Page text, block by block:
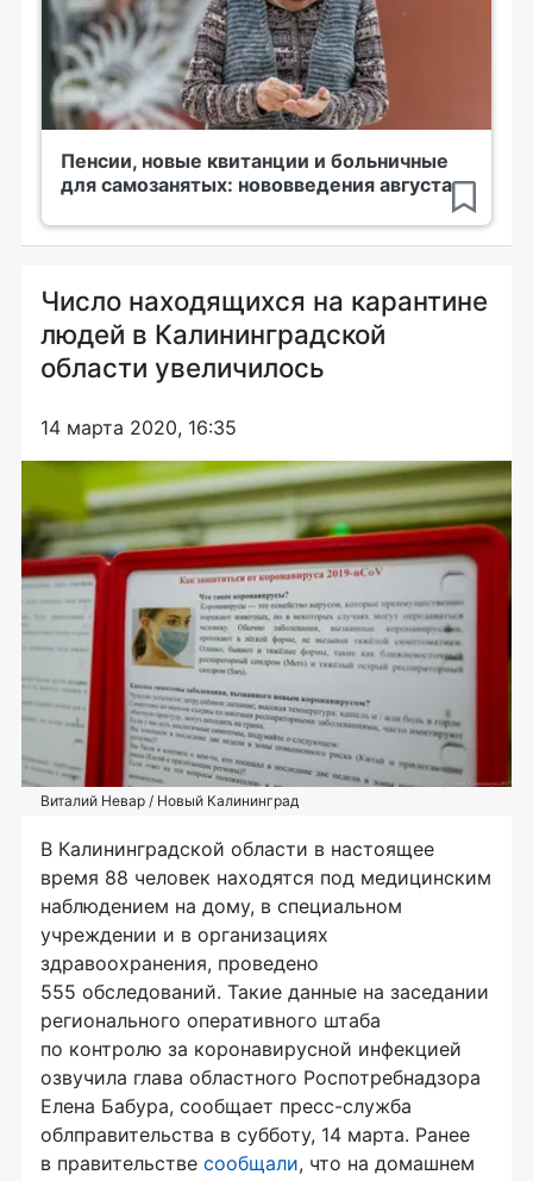
Пенсии, новые квитанции и больничные
для самозанятых: нововведения августа
Число находящихся на карантине
людей в Калининградской
области увеличилось
14 марта 2020, 16:35
Виталий Невар / Новый Калининград
В Калининградской области в настоящее
время 88 человек находятся под медицинским
наблюдением на дому, в специальном
учреждении и в организациях
здравоохранения, проведено
555 обследований. Такие данные на заседании
регионального оперативного штаба
по контролю за коронавирусной инфекцией
озвучила глава областного Роспотребнадзора
Елена Бабура, сообщает пресс-служба
облправительства в субботу, 14 марта. Ранее
в правительстве сообщали, что на домашнем